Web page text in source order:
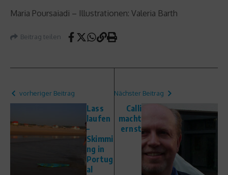
Maria Poursaiadi – Illustrationen: Valeria Barth
Beitrag teilen
vorheriger Beitrag
Lass
laufen
–
Skimmi
ng in
Portug
al
Nächster Beitrag
Calli
macht
ernst